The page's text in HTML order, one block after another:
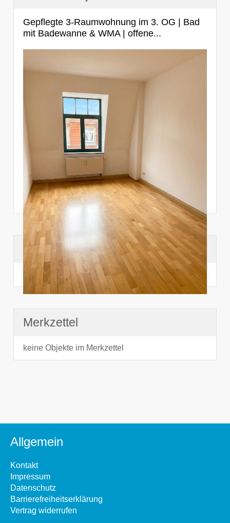
Gepflegte 3-Raumwohnung im 3. OG | Bad
mit Badewanne & WMA | offene...
Suchhistorie
noch nichts angesehen
Merkzettel
keine Objekte im Merkzettel
Allgemein
Kontakt
Impressum
Datenschutz
Barrierefreiheitserklärung
Vertrag widerrufen